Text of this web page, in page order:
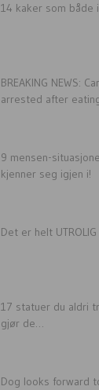
14 kaker som både
BREAKING NEWS:
arrested after
9 mensen-
kjenner seg igjen i!
Det er helt
17 statuer du aldri
gjør de…
Dog looks forward